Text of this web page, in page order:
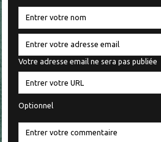
Votre adresse email ne sera pas publiée
Optionnel